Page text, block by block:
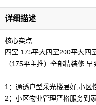
详细描述
核心卖点
四室 175平大四室200平大四
（175平主推）全部精装修 早
1：通透户型采光楼层好,小区
2；小区物业管理严格服务到